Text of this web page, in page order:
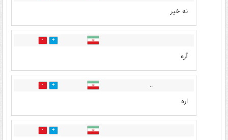
نه خیر
5
آره
..
3
اره
5